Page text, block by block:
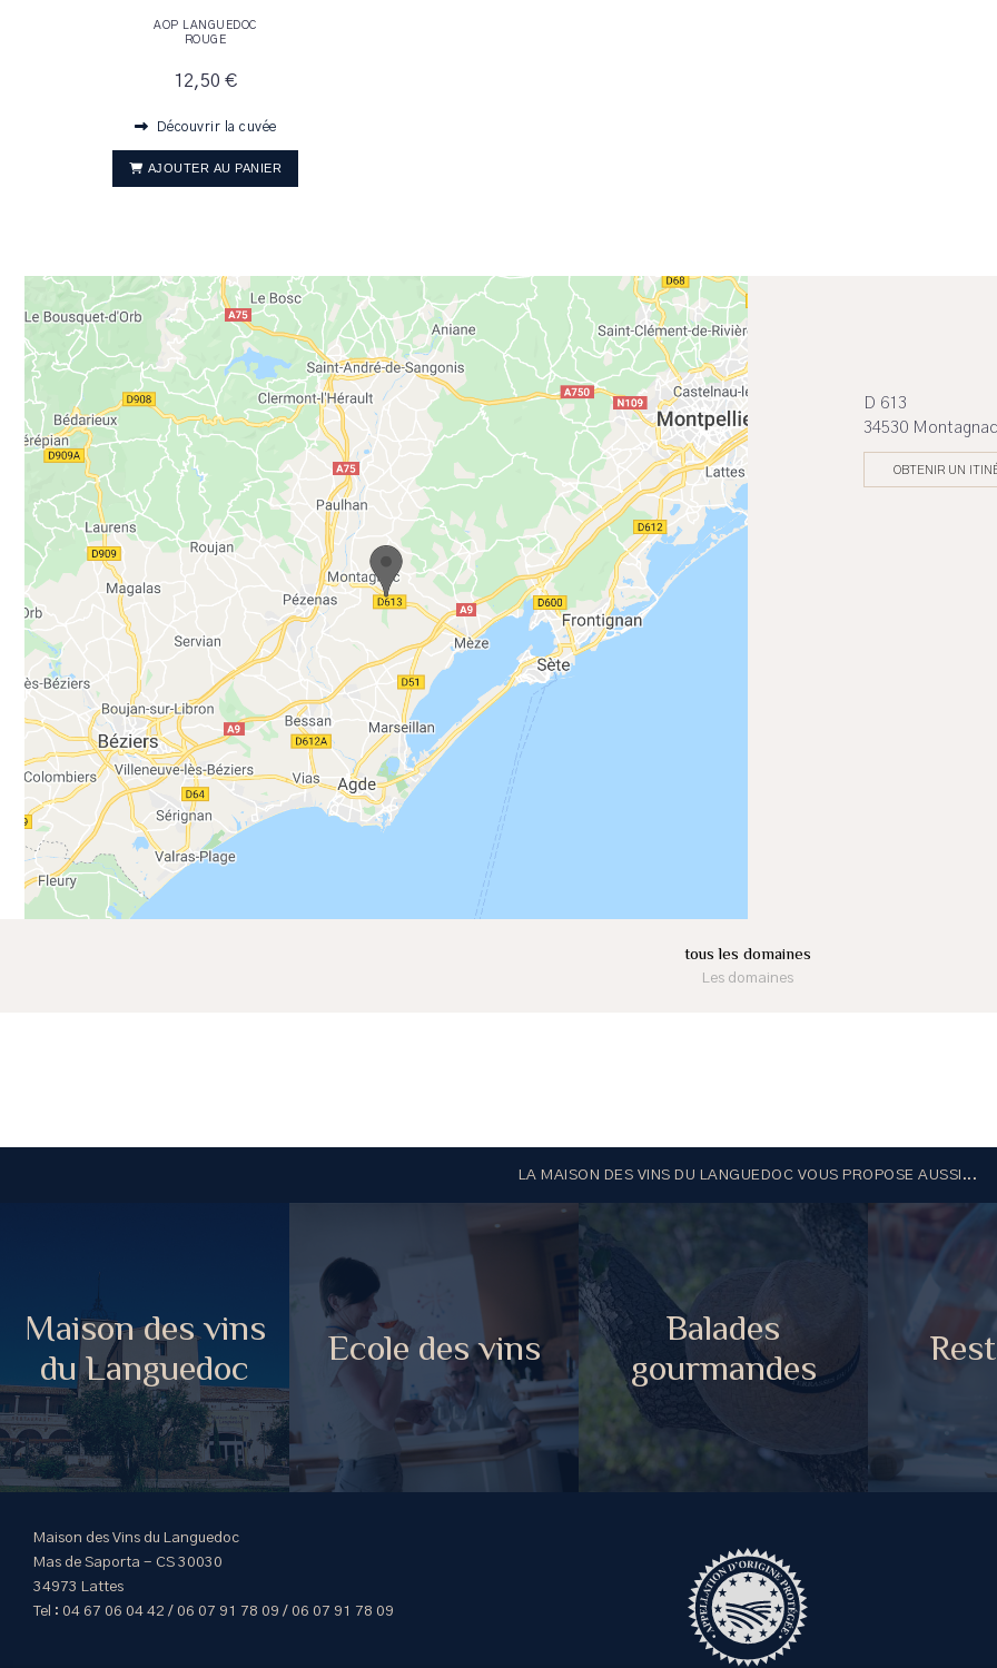
AOP LANGUEDOC
ROUGE
12,50 €
Découvrir la cuvée
AJOUTER AU PANIER
D 613
34530 Montagnac
OBTENIR UN
tous les domaines
Les domaines
LA MAISON DES VINS DU LANGUEDOC VOUS PROPOSE AUSSI...
Maison des vins
du Languedoc
Ecole des vins
Balades
gourmandes
Maison des Vins du Languedoc
Mas de Saporta - CS 30030
34973 Lattes
Tel : 04 67 06 04 42 / 06 07 91 78 09 / 06 07 91 78 09